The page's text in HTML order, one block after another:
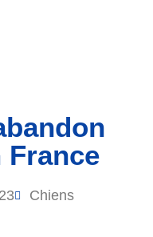
France
Chiens